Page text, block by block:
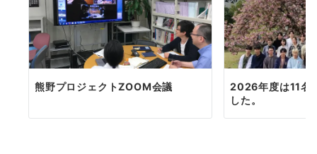
熊野プロジェクトZOOM会議
2026年度は11名
した。